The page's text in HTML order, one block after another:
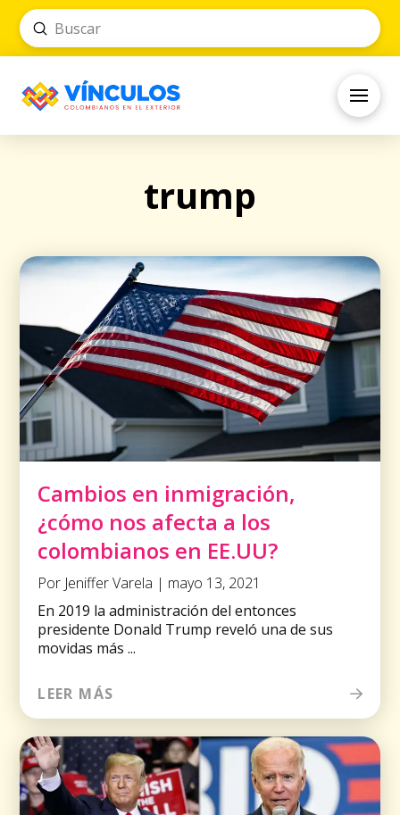
Search
Submit
trump
Cambios en inmigración,
¿cómo nos afecta a los
colombianos en EE.UU?
Por Jeniffer Varela | mayo 13, 2021
En 2019 la administración del entonces
presidente Donald Trump reveló una de sus
movidas más ...
LEER MÁS